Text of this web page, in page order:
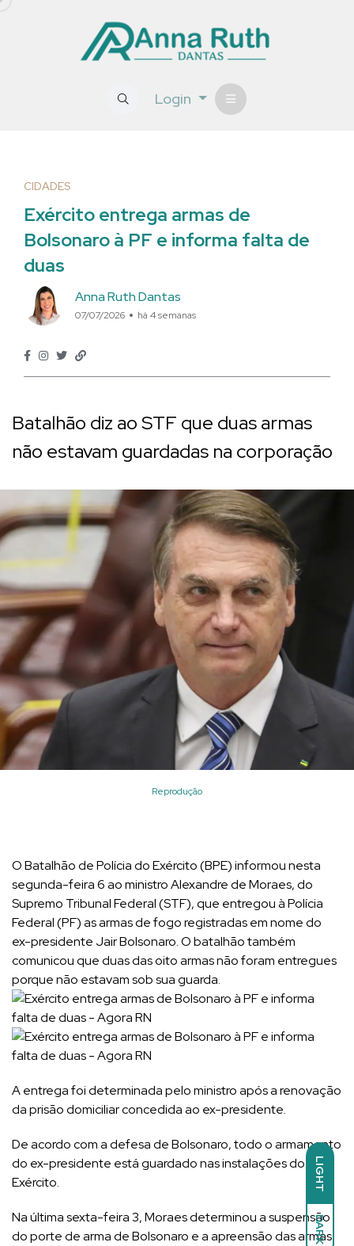
LIGHT
DARK
Login
CIDADES
Exército entrega armas de
Bolsonaro à PF e informa falta de
duas
Anna Ruth Dantas
07/07/2026 há 4 semanas
Batalhão diz ao STF que duas armas
não estavam guardadas na corporação
Reprodução
O Batalhão de Polícia do Exército (BPE) informou nesta
segunda-feira 6 ao ministro Alexandre de Moraes, do
Supremo Tribunal Federal (STF), que entregou à Polícia
Federal (PF) as armas de fogo registradas em nome do
ex-presidente Jair Bolsonaro. O batalhão também
comunicou que duas das oito armas não foram entregues
porque não estavam sob sua guarda.
A entrega foi determinada pelo ministro após a renovação
da prisão domiciliar concedida ao ex-presidente.
De acordo com a defesa de Bolsonaro, todo o armamento
do ex-presidente está guardado nas instalações do
Exército.
Na última sexta-feira 3, Moraes determinou a suspensão
do porte de arma de Bolsonaro e a apreensão das armas